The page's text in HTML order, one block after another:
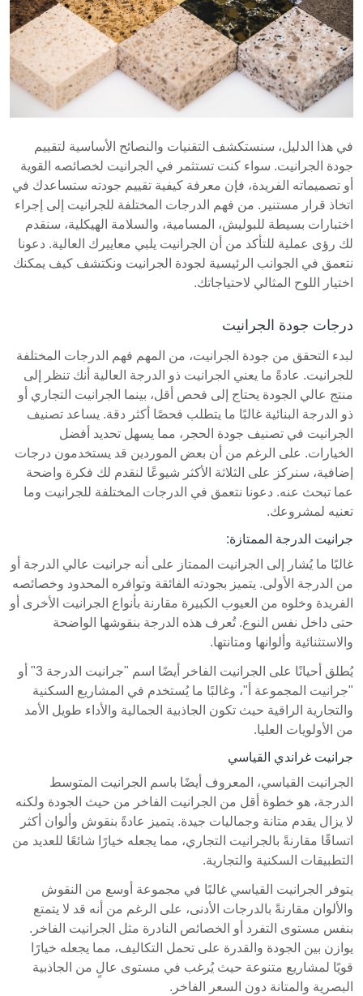
في هذا الدليل، سنستكشف التقنيات والنصائح الأساسية لتقييم
جودة الجرانيت. سواء كنت تستثمر في الجرانيت لخصائصه القوية
أو تصميماته الفريدة، فإن معرفة كيفية تقييم جودته ستساعدك في
اتخاذ قرار مستنير. من فهم الدرجات المختلفة للجرانيت إلى إجراء
اختبارات بسيطة للبوليش، المسامية، والسلامة الهيكلية، سنقدم
لك رؤى عملية للتأكد من أن الجرانيت يلبي معاييرك العالية. دعونا
نتعمق في الجوانب الرئيسية لجودة الجرانيت ونكتشف كيف يمكنك
اختيار اللوح المثالي لاحتياجاتك.
درجات جودة الجرانيت
لبدء التحقق من جودة الجرانيت، من المهم فهم الدرجات المختلفة
للجرانيت. عادةً ما يعني الجرانيت ذو الدرجة العالية أنك تنظر إلى
منتج عالي الجودة يحتاج إلى فحص أقل، بينما الجرانيت التجاري أو
ذو الدرجة البنائية غالبًا ما يتطلب فحصًا أكثر دقة. يساعد تصنيف
الجرانيت في تصنيف جودة الحجر، مما يسهل تحديد أفضل
الخيارات. على الرغم من أن بعض الموردين قد يستخدمون درجات
إضافية، سنركز على الثلاثة الأكثر شيوعًا لنقدم لك فكرة واضحة
عما تبحث عنه. دعونا نتعمق في الدرجات المختلفة للجرانيت وما
تعنيه لمشروعك.
جرانيت الدرجة الممتازة:
غالبًا ما يُشار إلى الجرانيت الممتاز على أنه جرانيت عالي الدرجة أو
من الدرجة الأولى. يتميز بجودته الفائقة وتوافره المحدود وخصائصه
الفريدة وخلوه من العيوب الكبيرة مقارنة بأنواع الجرانيت الأخرى أو
حتى داخل نفس النوع. تُعرف هذه الدرجة بنقوشها الواضحة
والاستثنائية وألوانها ومتانتها.
يُطلق أحيانًا على الجرانيت الفاخر أيضًا اسم "جرانيت الدرجة 3" أو
"جرانيت المجموعة أ"، وغالبًا ما يُستخدم في المشاريع السكنية
والتجارية الراقية حيث تكون الجاذبية الجمالية والأداء طويل الأمد
من الأولويات العليا.
جرانيت غراندي القياسي
الجرانيت القياسي، المعروف أيضًا باسم الجرانيت المتوسط
الدرجة، هو خطوة أقل من الجرانيت الفاخر من حيث الجودة ولكنه
لا يزال يقدم متانة وجماليات جيدة. يتميز عادةً بنقوش وألوان أكثر
اتساقًا مقارنةً بالجرانيت التجاري، مما يجعله خيارًا شائعًا للعديد من
التطبيقات السكنية والتجارية.
يتوفر الجرانيت القياسي غالبًا في مجموعة أوسع من النقوش
والألوان مقارنةً بالدرجات الأدنى، على الرغم من أنه قد لا يتمتع
بنفس مستوى التفرد أو الخصائص النادرة مثل الجرانيت الفاخر.
يوازن بين الجودة والقدرة على تحمل التكاليف، مما يجعله خيارًا
قويًا لمشاريع متنوعة حيث يُرغب في مستوى عالٍ من الجاذبية
البصرية والمتانة دون السعر الفاخر.